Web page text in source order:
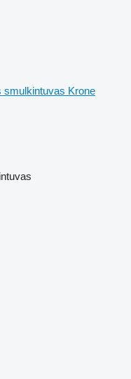
smulkintuvas Krone